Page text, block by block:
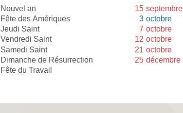
Nouvel an
Fête des Amériques
Jeudi Saint
Vendredi Saint
Samedi Saint
Dimanche de Résurrection
Fête du Travail
15 septembre
3 octobre
7 octobre
12 octobre
21 octobre
25 décembre